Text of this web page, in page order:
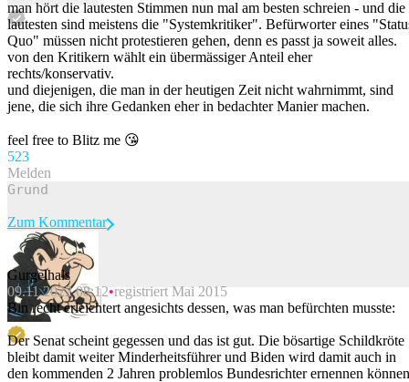
man hört die lautesten Stimmen nun mal am besten schreien - und die
lautesten sind meistens die "Systemkritiker". Befürworter eines
Quo" müssen nicht protestieren gehen, denn es passt ja soweit alles.
von den Kritikern wählt ein übermässiger Anteil eher
rechts/konservativ.
und diejenigen, die man in der heutigen Zeit nicht wahrnimmt, sind
jene, die sich ihre Gedanken eher in bedachter Manier machen.
feel free to Blitz me 😘
523
Melden
Beitrag melden
Zum Kommentar
Gurgelhals
09.11.2022 08:12 registriert Mai 2015
Bin recht erleichtert angesichts dessen, was man befürchten musste:
Der Senat scheint gegessen und das ist gut. Die bösartige Schildkröte
bleibt damit weiter Minderheitsführer und Biden wird damit auch in
den kommenden 2 Jahren problemlos Bundesrichter ernennen